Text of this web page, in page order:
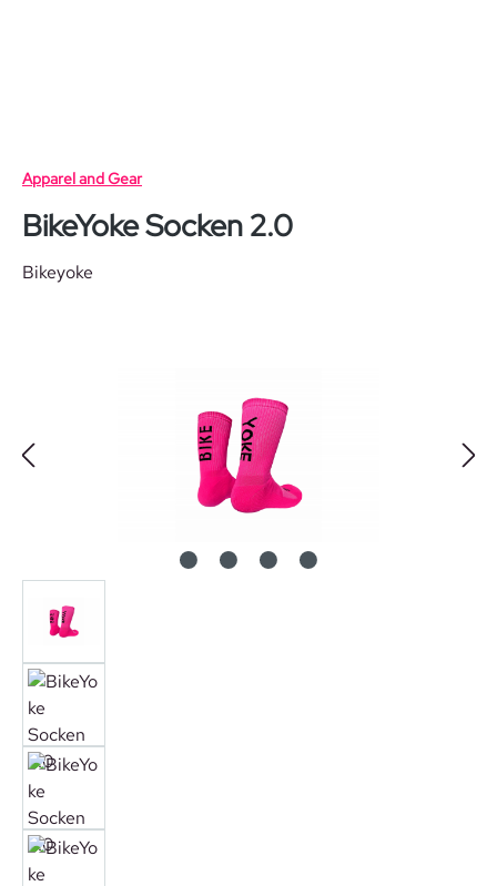
Zum Hauptinhalt springen
Apparel and Gear
BikeYoke Socken 2.0
Bikeyoke